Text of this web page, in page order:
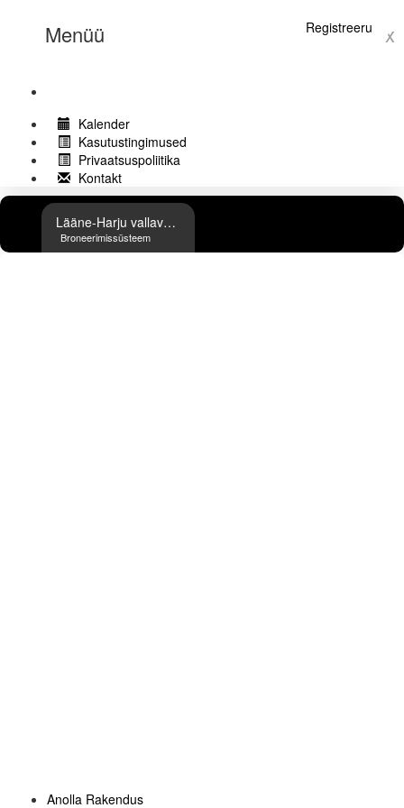
Menüü x
Kalender
Kasutustingimused
Privaatsuspoliitika
Kontakt
Anolla Rakendus
Lääne-Harju vallavalitsus
Broneerimissüsteem
Registreeru